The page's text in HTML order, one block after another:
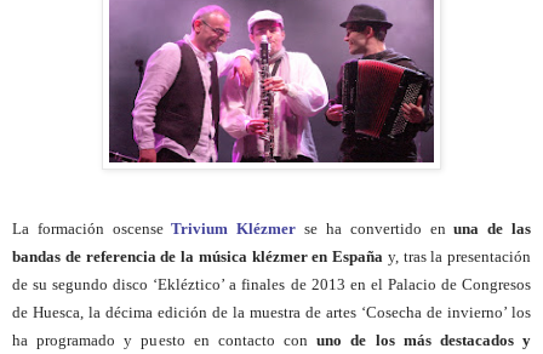
La formación oscenseTrivium Klézmer se ha convertido enuna de las
bandas de referencia de la música klézmer en España y, tras la presentación
de su segundo disco ‘Ekléztico’ a finales de 2013 en el Palacio de Congresos
de Huesca, la décima edición de la muestra de artes ‘Cosecha de invierno’ los
ha programado y puesto en contacto conuno de los más destacados y